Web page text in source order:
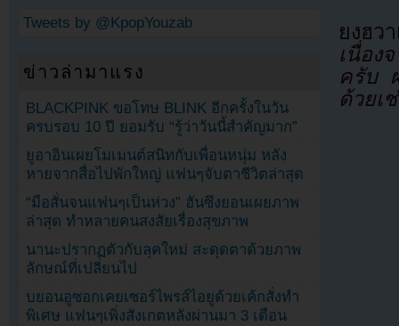
ยงฮว
เนื่อง
ครับ
ด้วยเ
Tweets by @KpopYouzab
ข่าวล่ามาแรง
BLACKPINK ขอโทษ BLINK อีกครั้งในวัน
ครบรอบ 10 ปี ยอมรับ “รู้ว่าวันนี้สำคัญมาก”
ยูอาอินเผยโมเมนต์สนิทกับเพื่อนหนุ่ม หลัง
หายจากสื่อไปพักใหญ่ แฟนๆจับตาชีวิตล่าสุด
“มือสั่นจนแฟนๆเป็นห่วง” ฮันซึงยอนเผยภาพ
ล่าสุด ทำหลายคนสงสัยเรื่องสุขภาพ
นานะปรากฏตัวกับลุคใหม่ สะดุดตาด้วยภาพ
ลักษณ์ที่เปลี่ยนไป
บยอนอูซอกเคยเซอร์ไพรส์ไอยูด้วยเค้กสั่งทำ
พิเศษ แฟนๆเพิ่งสังเกตหลังผ่านมา 3 เดือน